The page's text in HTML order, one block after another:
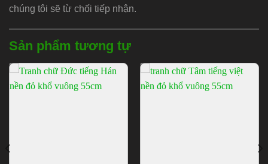
chúng tôi sẽ từ chối tiếp nhận.
Sản phẩm tương tự